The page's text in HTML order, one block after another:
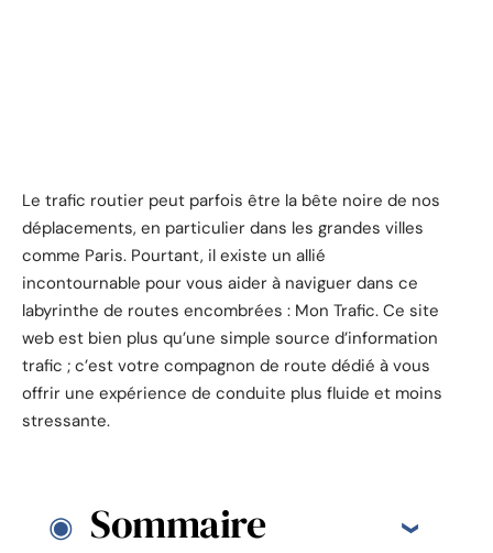
Le trafic routier peut parfois être la bête noire de nos
déplacements, en particulier dans les grandes villes
comme Paris. Pourtant, il existe un allié
incontournable pour vous aider à naviguer dans ce
labyrinthe de routes encombrées : Mon Trafic. Ce site
web est bien plus qu’une simple source d’information
trafic ; c’est votre compagnon de route dédié à vous
offrir une expérience de conduite plus fluide et moins
stressante.
Sommaire